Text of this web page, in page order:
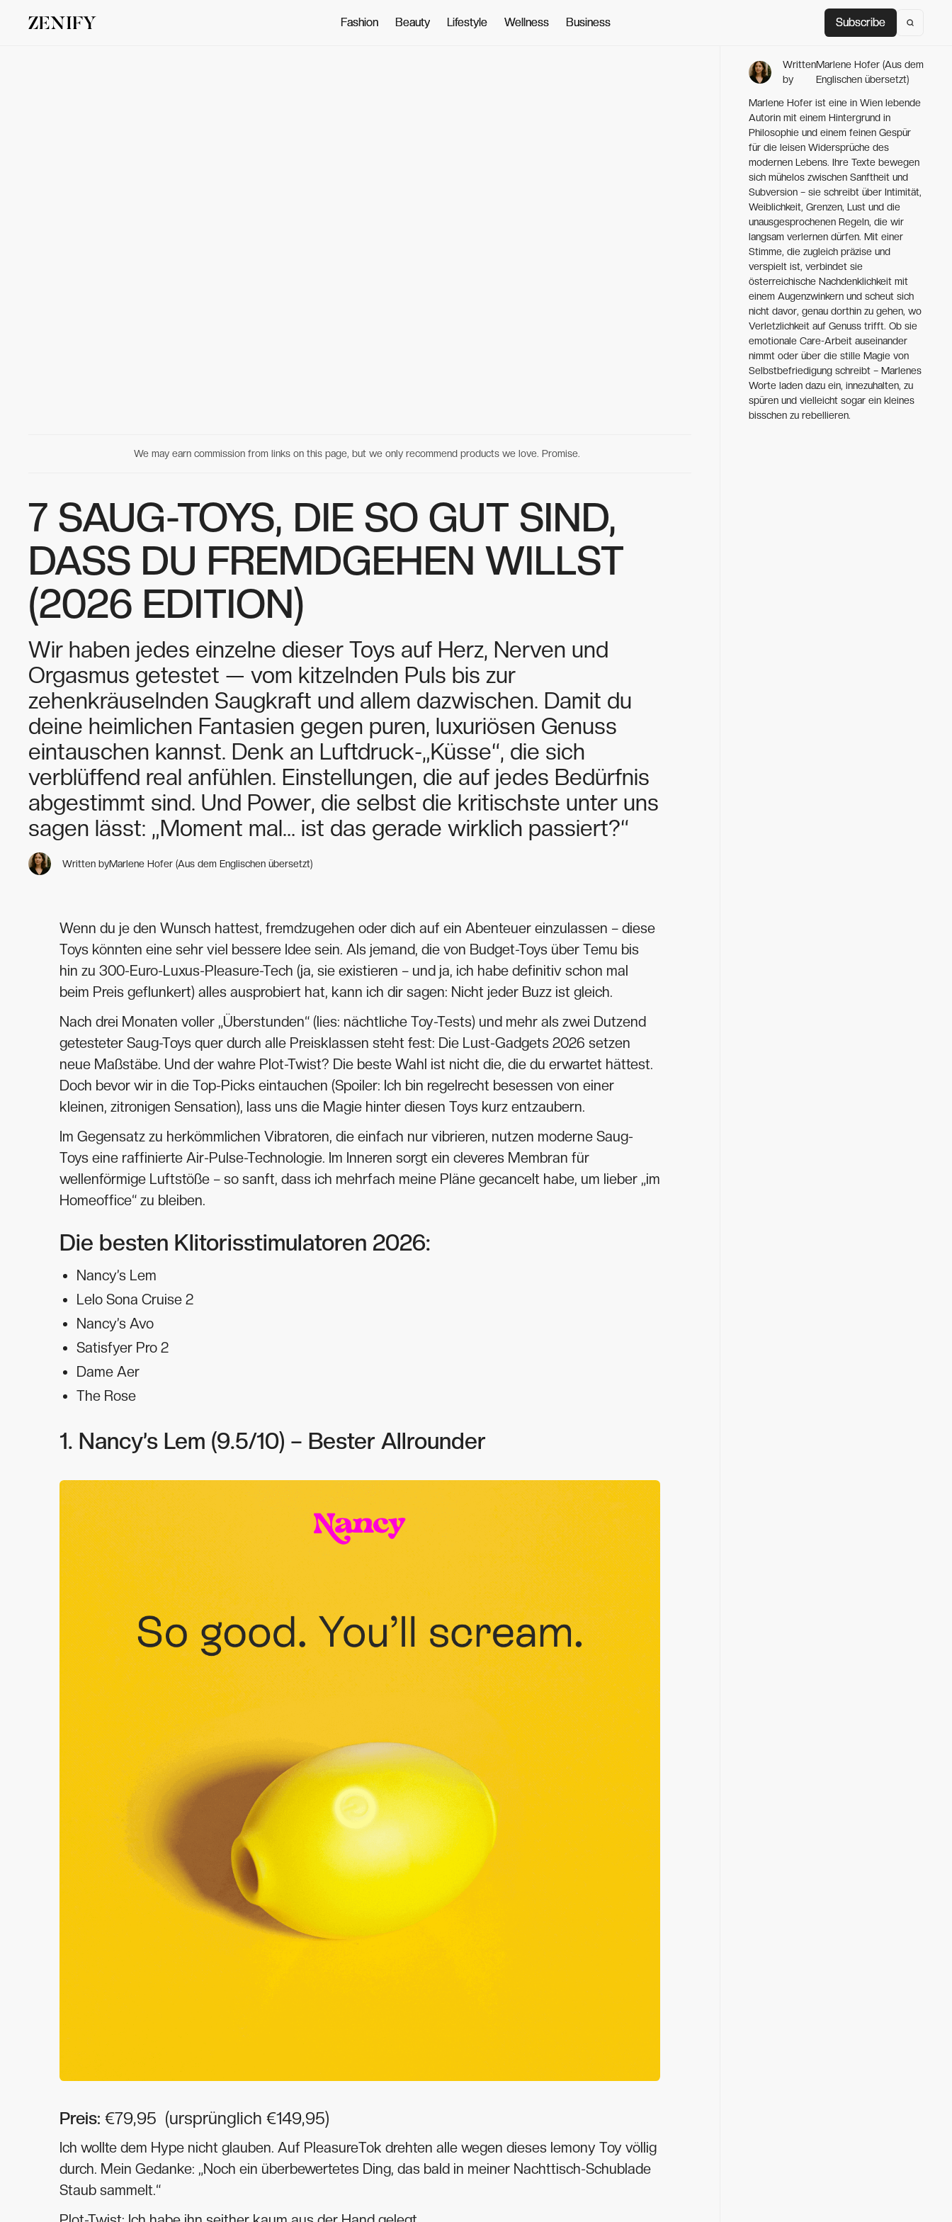
Fashion
Fashion Beauty
Beauty Lifestyle
Lifestyle Wellness
Wellness Business
Business Subscribe
Subscribe
We may earn commission from links on this page, but we only recommend products we love. Promise.
7 SAUG-TOYS, DIE SO GUT SIND,
DASS DU FREMDGEHEN WILLST
(2026 EDITION)
Wir haben jedes einzelne dieser Toys auf Herz, Nerven und
Orgasmus getestet — vom kitzelnden Puls bis zur
zehenkräuselnden Saugkraft und allem dazwischen. Damit du
deine heimlichen Fantasien gegen puren, luxuriösen Genuss
eintauschen kannst. Denk an Luftdruck-„Küsse“, die sich
verblüffend real anfühlen. Einstellungen, die auf jedes Bedürfnis
abgestimmt sind. Und Power, die selbst die kritischste unter uns
sagen lässt: „Moment mal… ist das gerade wirklich passiert?“
Written byMarlene Hofer (Aus dem Englischen übersetzt)
Wenn du je den Wunsch hattest, fremdzugehen oder dich auf ein Abenteuer einzulassen – diese
Toys könnten eine sehr viel bessere Idee sein. Als jemand, die von Budget-Toys über Temu bis
hin zu 300-Euro-Luxus-Pleasure-Tech (ja, sie existieren – und ja, ich habe definitiv schon mal
beim Preis geflunkert) alles ausprobiert hat, kann ich dir sagen: Nicht jeder Buzz ist gleich.
Nach drei Monaten voller „Überstunden“ (lies: nächtliche Toy-Tests) und mehr als zwei Dutzend
getesteter Saug-Toys quer durch alle Preisklassen steht fest: Die Lust-Gadgets 2026 setzen
neue Maßstäbe. Und der wahre Plot-Twist? Die beste Wahl ist nicht die, die du erwartet hättest.
Doch bevor wir in die Top-Picks eintauchen (Spoiler: Ich bin regelrecht besessen von einer
kleinen, zitronigen Sensation), lass uns die Magie hinter diesen Toys kurz entzaubern.
Im Gegensatz zu herkömmlichen Vibratoren, die einfach nur vibrieren, nutzen moderne Saug-
Toys eine raffinierte Air-Pulse-Technologie. Im Inneren sorgt ein cleveres Membran für
wellenförmige Luftstöße – so sanft, dass ich mehrfach meine Pläne gecancelt habe, um lieber „im
Homeoffice“ zu bleiben.
Die besten Klitorisstimulatoren 2026:
Nancy’s Lem
Lelo Sona Cruise 2
Nancy’s Avo
Satisfyer Pro 2
Dame Aer
The Rose
1. Nancy’s Lem (9.5/10) – Bester Allrounder
Preis: €79,95 (ursprünglich €149,95)
Ich wollte dem Hype nicht glauben. Auf PleasureTok drehten alle wegen dieses lemony Toy völlig
durch. Mein Gedanke: „Noch ein überbewertetes Ding, das bald in meiner Nachttisch-Schublade
Staub sammelt.“
Written
by
Marlene Hofer (Aus dem
Englischen übersetzt)
Marlene Hofer ist eine in Wien lebende
Autorin mit einem Hintergrund in
Philosophie und einem feinen Gespür
für die leisen Widersprüche des
modernen Lebens. Ihre Texte bewegen
sich mühelos zwischen Sanftheit und
Subversion – sie schreibt über Intimität,
Weiblichkeit, Grenzen, Lust und die
unausgesprochenen Regeln, die wir
langsam verlernen dürfen. Mit einer
Stimme, die zugleich präzise und
verspielt ist, verbindet sie
österreichische Nachdenklichkeit mit
einem Augenzwinkern und scheut sich
nicht davor, genau dorthin zu gehen, wo
Verletzlichkeit auf Genuss trifft. Ob sie
emotionale Care-Arbeit auseinander
nimmt oder über die stille Magie von
Selbstbefriedigung schreibt – Marlenes
Worte laden dazu ein, innezuhalten, zu
spüren und vielleicht sogar ein kleines
bisschen zu rebellieren.